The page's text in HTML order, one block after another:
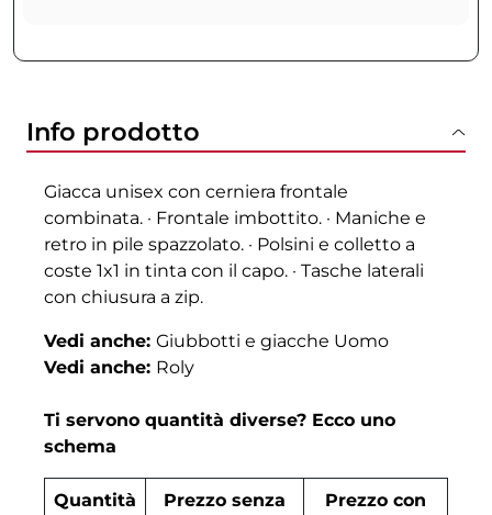
Info prodotto
Giacca unisex con cerniera frontale
combinata. · Frontale imbottito. · Maniche e
retro in pile spazzolato. · Polsini e colletto a
coste 1x1 in tinta con il capo. · Tasche laterali
con chiusura a zip.
Vedi anche: Giubbotti e giacche Uomo
Vedi anche: Roly
Ti servono quantità diverse? Ecco uno
schema
Quantità
Prezzo senza
Prezzo con